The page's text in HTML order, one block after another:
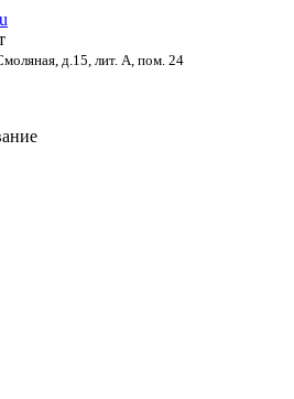
д.15, лит. А, пом. 24